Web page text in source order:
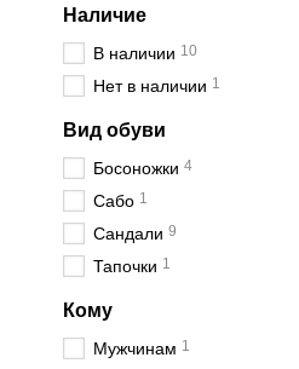
Наличие
В наличии 10
Нет в наличии 1
Вид обуви
Босоножки 4
Сабо 1
Сандали 9
Тапочки 1
Кому
Мужчинам 1